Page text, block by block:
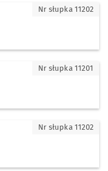
Nr słupka 11202
BorekNr słupka 11201
Nr słupka 11202